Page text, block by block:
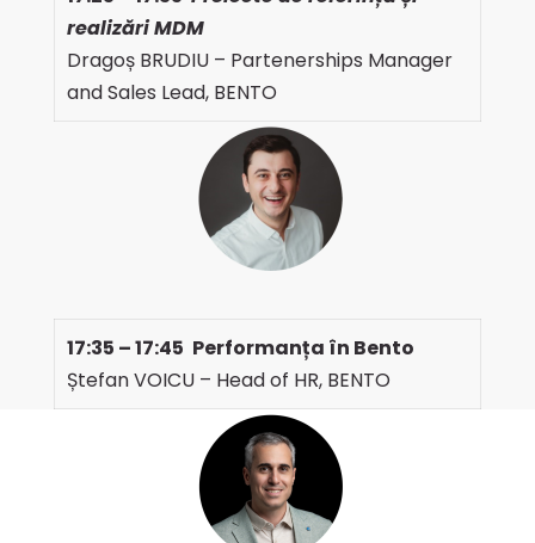
realizări MDM
Dragoș BRUDIU – Partenerships Manager
and Sales Lead, BENTO
17:35 – 17:45 Performanța în Bento
Ștefan VOICU – Head of HR, BENTO